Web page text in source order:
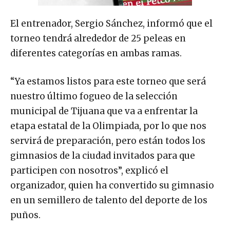
El entrenador, Sergio Sánchez, informó que el
torneo tendrá alrededor de 25 peleas en
diferentes categorías en ambas ramas.
“Ya estamos listos para este torneo que será
nuestro último fogueo de la selección
municipal de Tijuana que va a enfrentar la
etapa estatal de la Olimpiada, por lo que nos
servirá de preparación, pero están todos los
gimnasios de la ciudad invitados para que
participen con nosotros”, explicó el
organizador, quien ha convertido su gimnasio
en un semillero de talento del deporte de los
puños.